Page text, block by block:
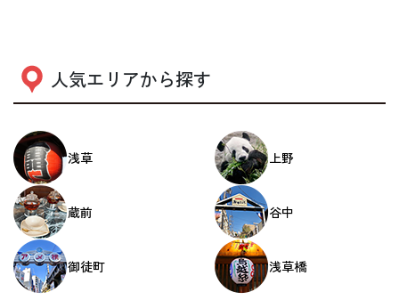
人気エリアから探す
浅草 上野
蔵前 谷中
御徒町 浅草橋